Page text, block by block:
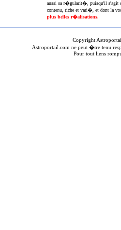
aussi sa r�gularit�, puisqu'il s'agit
contenu, riche et vari�, et dont la
plus belles r�alisations.
Copyright
Astroportail.com ne peut �tre tenu
Pour tout liens